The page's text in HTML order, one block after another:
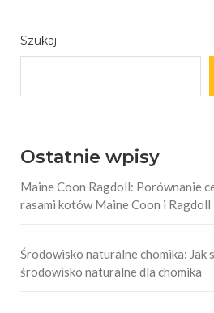
Szukaj
Ostatnie wpisy
Maine Coon Ragdoll: Porównanie
rasami kotów Maine Coon i Ragdoll
Środowisko naturalne chomika: Jak
środowisko naturalne dla chomika